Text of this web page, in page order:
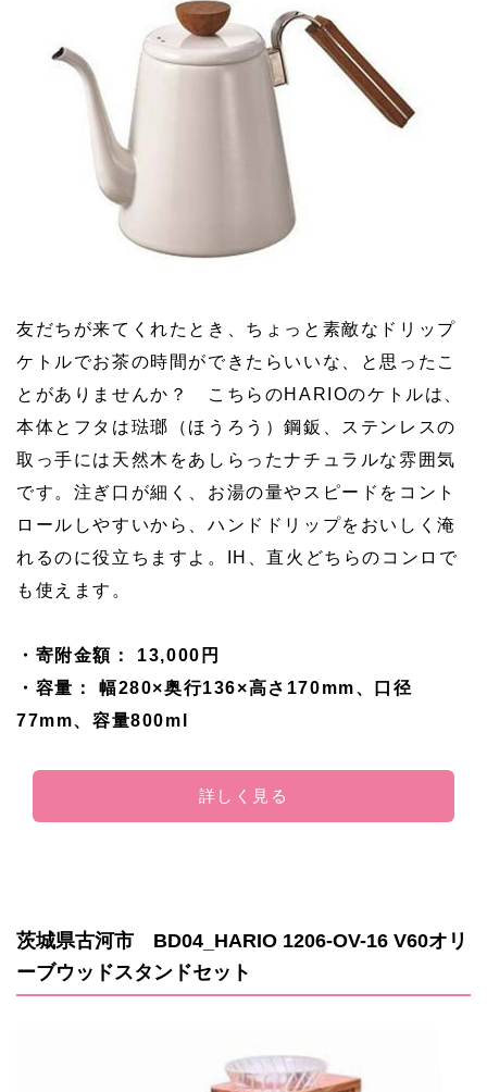
友だちが来てくれたとき、ちょっと素敵なドリップ
ケトルでお茶の時間ができたらいいな、と思ったこ
とがありませんか？ こちらのHARIOのケトルは、
本体とフタは琺瑯（ほうろう）鋼鈑、ステンレスの
取っ手には天然木をあしらったナチュラルな雰囲気
です。注ぎ口が細く、お湯の量やスピードをコント
ロールしやすいから、ハンドドリップをおいしく淹
れるのに役立ちますよ。IH、直火どちらのコンロで
も使えます。
・寄附金額： 13,000円
・容量： 幅280×奥行136×高さ170mm、口径
77mm、容量800ml
詳しく見る
茨城県古河市 BD04_HARIO 1206-OV-16 V60オリ
ーブウッドスタンドセット